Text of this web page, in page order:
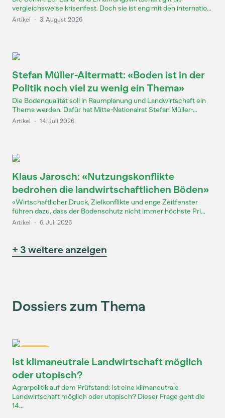
vergleichsweise krisenfest. Doch sie ist eng mit den internatio...
Artikel · 3. August 2026
Stefan Müller-Altermatt: «Boden ist in der
Politik noch viel zu wenig ein Thema»
Die Bodenqualität soll in Raumplanung und Landwirtschaft ein
Thema werden. Dafür hat Mitte-Nationalrat Stefan Müller-...
Artikel · 14. Juli 2026
Klaus Jarosch: «Nutzungskonflikte
bedrohen die landwirtschaftlichen Böden»
«Wirtschaftlicher Druck, Zielkonflikte und enge Zeitfenster
führen dazu, dass der Bodenschutz nicht immer höchste Pri...
Artikel · 6. Juli 2026
+ 3 weitere anzeigen
Dossiers zum Thema
Ist klimaneutrale Landwirtschaft möglich
oder utopisch?
Agrarpolitik auf dem Prüfstand: Ist eine klimaneutrale
Landwirtschaft möglich oder utopisch? Dieser Frage geht die
14...